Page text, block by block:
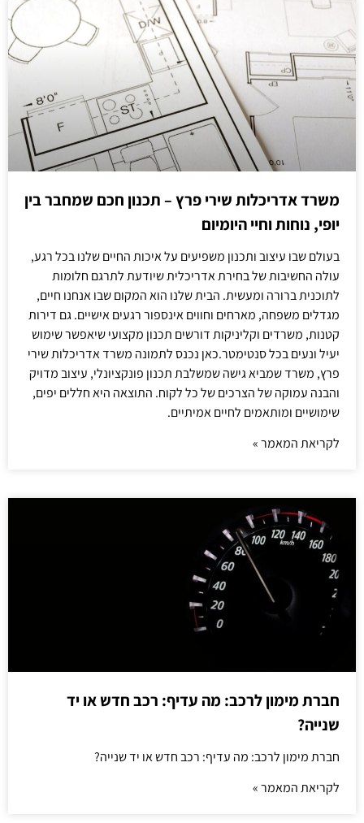
משרד אדריכלות שירי פרץ – תכנון חכם שמחבר בין
יופי, נוחות וחיי היומיום
בעולם שבו עיצוב ותכנון משפיעים על איכות החיים שלנו בכל רגע,
עולה החשיבות של בחירת אדריכלית שיודעת לתרגם חלומות
לתוכנית ברורה ומעשית. הבית שלנו הוא המקום שבו אנחנו חיים,
מגדלים משפחה, מארחים וחווים אינספור רגעים אישיים. גם דירות
קטנות, משרדים וקליניקות דורשים תכנון מקצועי שיאפשר שימוש
יעיל ונעים בכל סנטימטר.כאן נכנס לתמונה משרד אדריכלות שירי
פרץ, משרד שמביא גישה שמשלבת תכנון פונקציונלי, עיצוב מדויק
והבנה עמוקה של הצרכים של כל לקוח. התוצאה היא חללים יפים,
שימושיים ומותאמים לחיים אמיתיים.
לקריאת המאמר »
חברת מימון לרכב: מה עדיף: רכב חדש או יד
שנייה?
חברת מימון לרכב: מה עדיף: רכב חדש או יד שנייה?
לקריאת המאמר »